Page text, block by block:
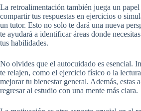
La retroalimentación también juega un
compartir tus respuestas en ejercicios o
un tutor. Esto no solo te dará una nueva
te ayudará a identificar áreas donde
tus habilidades.
No olvides que el autocuidado es esencial.
te relajen, como el ejercicio físico o la
mejorar tu bienestar general. Además, estas
regresar al estudio con una mente más clara.